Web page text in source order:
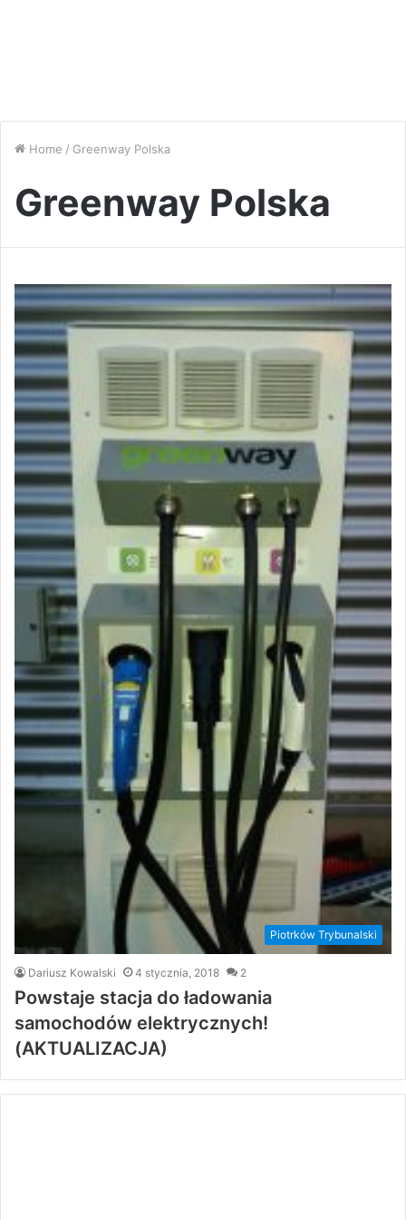
Home / Greenway Polska
Greenway Polska
Piotrków Trybunalski
Dariusz Kowalski 4 stycznia, 2018 2
Powstaje stacja do ładowania
samochodów elektrycznych!
(AKTUALIZACJA)